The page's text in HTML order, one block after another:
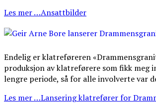
Les mer …Ansattbilder
Endelig er klatreføreren
produksjon av klatreførere som fikk meg
lengre periode, så for alle involverte var
Les mer …Lansering klatrefører for